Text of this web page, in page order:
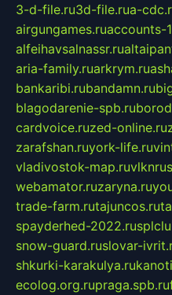
3-d-file.ru3d-file.rua-
airgungames.ruaccounts-
alfeihavsalnassr.ru
aria-family.ruarkrym.ru
bankaribi.rubandamn.ru
blagodarenie-spb.ru
cardvoice.ruzed-online.ru
zarafshan.ruyork-life.ru
vladivostok-map.ru
webamator.ruzaryna.ru
trade-farm.rutajuncos.ru
spayderhed-2022.ru
snow-guard.ruslovar-
shkurki-karakulya.ru
ecolog.org.rupraga.spb.ru